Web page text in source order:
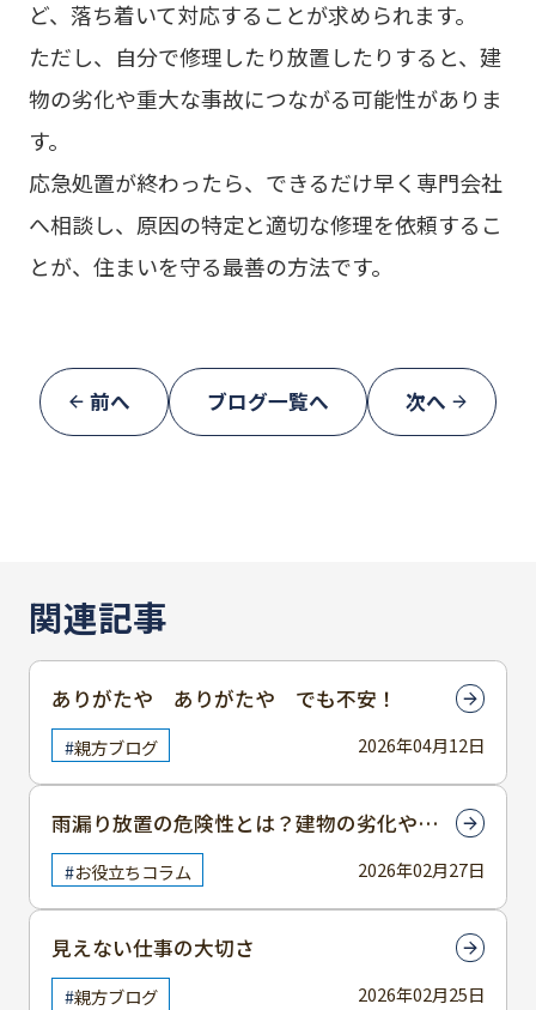
ど、落ち着いて対応することが求められます。
ただし、自分で修理したり放置したりすると、建
物の劣化や重大な事故につながる可能性がありま
す。
応急処置が終わったら、できるだけ早く専門会社
へ相談し、原因の特定と適切な修理を依頼するこ
とが、住まいを守る最善の方法です。
前へ ブログ一覧へ 次へ
関連記事
2026年04月12日
ありがたや ありがたや でも不安！
親方ブログ
2026年02月27日
雨漏り放置の危険性とは？建物の劣化や健
康被害を防ぐ対策を解説！
お役立ちコラム
2026年02月25日
見えない仕事の大切さ
親方ブログ